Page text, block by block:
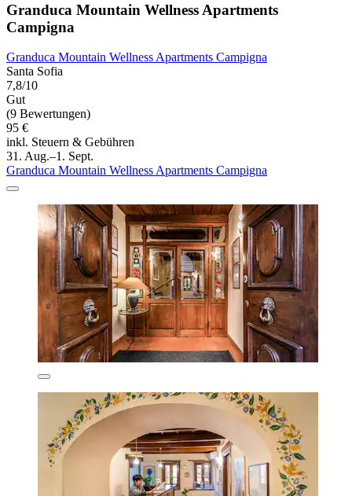
Granduca Mountain Wellness Apartments
Campigna
Granduca Mountain Wellness Apartments Campigna
Santa Sofia
7,8/10
Gut
(9 Bewertungen)
95 €
inkl. Steuern & Gebühren
31. Aug.–1. Sept.
Granduca Mountain Wellness Apartments Campigna